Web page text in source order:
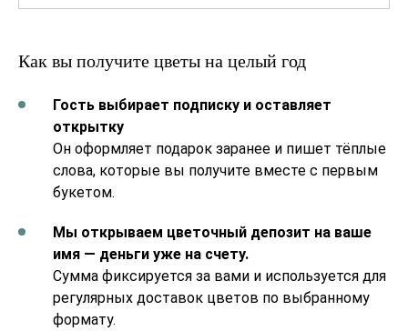
Как вы получите цветы на целый год
Гость выбирает подписку и оставляет
открытку
Он оформляет подарок заранее и пишет тёплые
слова, которые вы получите вместе с первым
букетом.
Мы открываем цветочный депозит на ваше
имя — деньги уже на счету.
Сумма фиксируется за вами и используется для
регулярных доставок цветов по выбранному
формату.